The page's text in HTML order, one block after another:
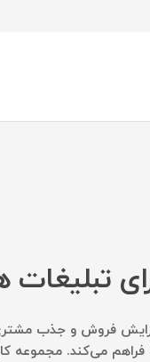
تبلیغات
افزایش فروش و جذب
می‌کند. مجموعه